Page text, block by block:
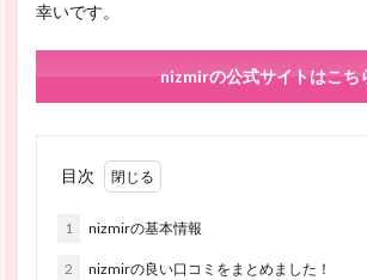
幸いです。
nizmirの公式サイトはこち
目次
1 nizmirの基本情報
2 nizmirの良い口コミをまとめました！